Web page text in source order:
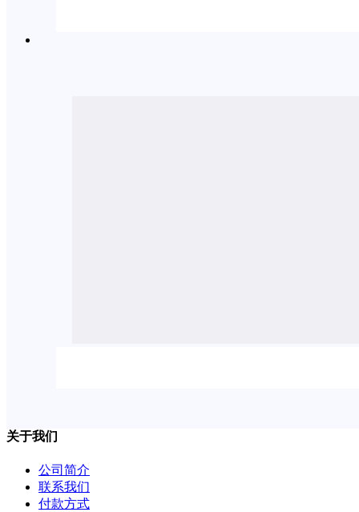
关于我们
公司简介
联系我们
付款方式